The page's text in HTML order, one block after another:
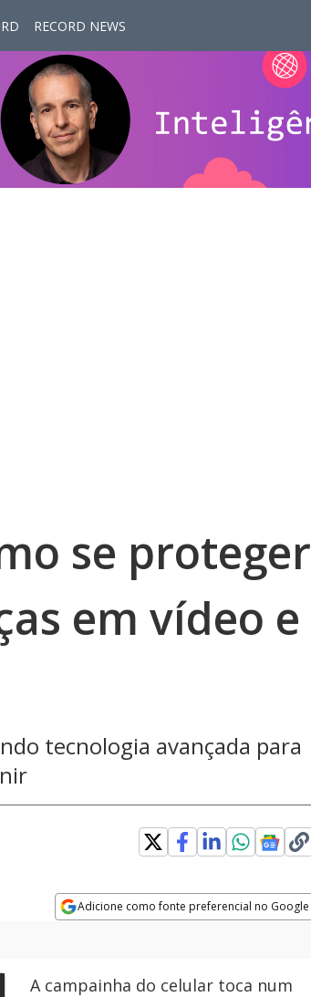
RECORD NEWS
se proteger
em vídeo e
tecnologia avançada para
Adicione como fonte preferencial no Google
A campainha do celular toca num